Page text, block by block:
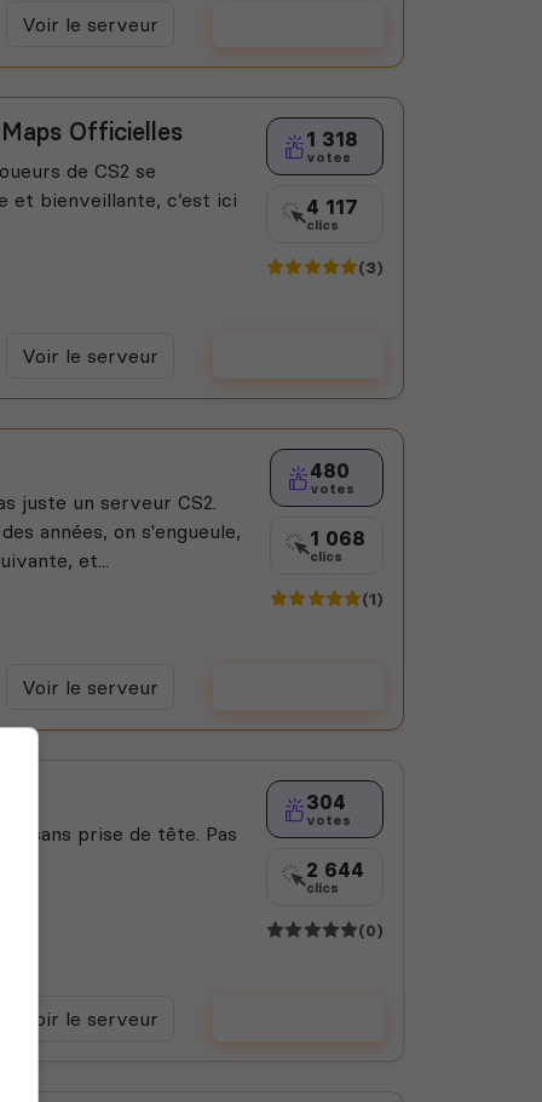
Voir le serveur
Officielles
de CS2 se
bienveillante, c’est ici
1 318
votes
4 117
clics
(3)
Voir le serveur
juste un serveur CS2.
années, on s'engueule,
et...
480
votes
1 068
clics
(1)
Voir le serveur
sans prise de tête. Pas
304
votes
2 644
clics
(0)
Voir le serveur